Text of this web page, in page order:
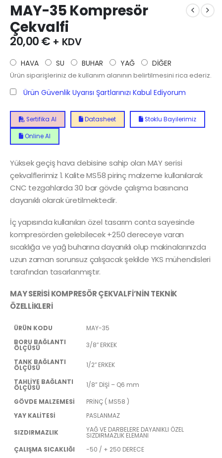
MAY-35 Kompresör
Çekvalfi
20,00€ + KDV
HAVA SU BUHAR YAĞ DİĞER
Ürün siparişleriniz de kullanım alanının belirtilmesini rica ederiz.
Ürün Güvenlik Uyarısı Şartlarınızı Kabul Ediyorum
Sertifika Al Datasheet Stoklu Bayilerimiz
Online Al
Yüksek geçiş hava debisine sahip olan MAY serisi
çekvalflerimiz 1. Kalite MS58 pirinç malzeme kullanılarak
CNC tezgahlarda 30 bar gövde çalışma basıncına
dayanıklı olarak üretilmektedir.
İç yapısında kullanılan özel tasarım conta sayesinde
kompresörden gelebilecek +250 dereceye varan
sıcaklığa ve yağ buharına dayanıklı olup makinalarınızda
uzun zaman sorunsuz çalışacak şekilde YKS mühendisleri
tarafından tasarlanmıştır.
MAY SERİSİ KOMPRESÖR ÇEKVALFİ’NİN TEKNİK
ÖZELLİKLERİ
ÜRÜN KODU
MAY-35
BORU BAĞLANTI
ÖLÇÜSÜ
3/8″ ERKEK
TANK BAĞLANTI
ÖLÇÜSÜ
1/2″ ERKEK
TAHLİYE BAĞLANTI
ÖLÇÜSÜ
1/8” DİŞİ – Q6 mm
GÖVDE MALZEMESİ
PRİNÇ ( MS58 )
YAY KALİTESİ
PASLANMAZ
SIZDIRMAZLIK
YAĞ VE DARBELERE DAYANIKLI ÖZEL
SIZDIRMAZLIK ELEMANI
ÇALIŞMA SICAKLIĞI
-50 / + 250 DERECE